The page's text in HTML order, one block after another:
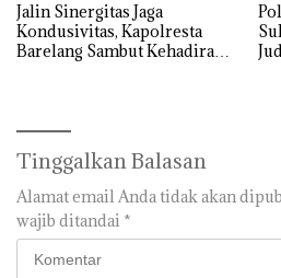
Jalin Sinergitas Jaga
Kondusivitas, Kapolresta
Barelang Sambut Kehadiran
Tinggalkan Balasan
Alamat email Anda tidak akan
wajib ditandai *